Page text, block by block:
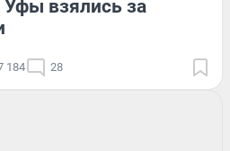
взялись за
184 28